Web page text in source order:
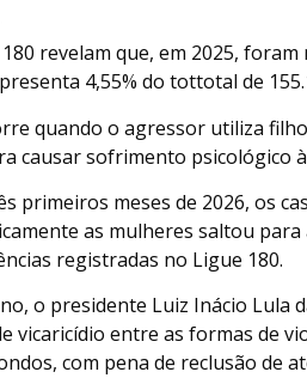
revelam que, em 2025,
4,55% do tottotal de
quando o agressor utiliza
causar sofrimento psicológico
primeiros meses de 2026, os
as mulheres saltou para
registradas no Ligue 180.
o presidente Luiz Inácio Lula
vicaricídio entre as formas de
com pena de reclusão de